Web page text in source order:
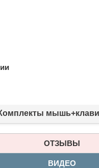
ОТЗЫВЫ
ВИДЕО